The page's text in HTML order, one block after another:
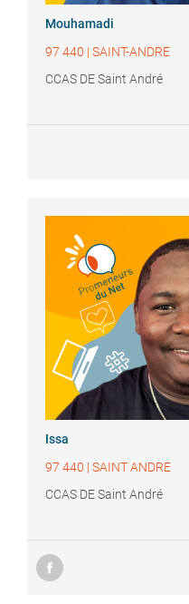
Mouhamadi
97 440 | SAINT-ANDRE
CCAS DE Saint André
Issa
97 440 | SAINT ANDRE
CCAS DE Saint André